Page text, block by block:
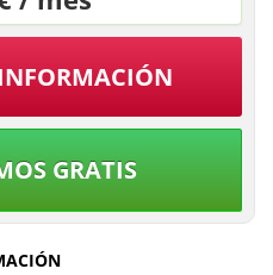
GRATIS